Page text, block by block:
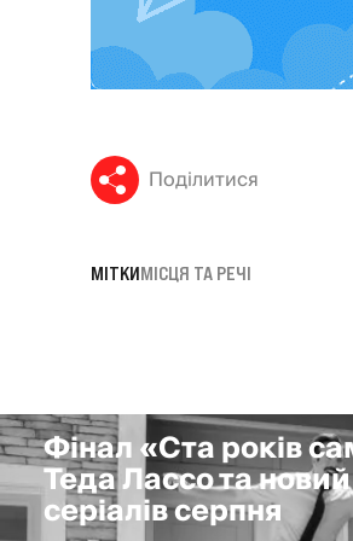
Поділитися
МІТКИМІСЦЯ ТА РЕЧІ
Фінал «Ста років
Теда Лассо та
серіалів серпня